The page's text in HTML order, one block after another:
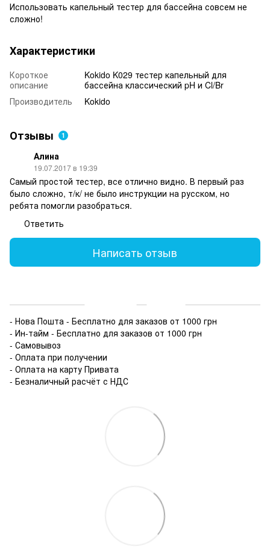
Использовать капельный тестер для бассейна совсем не
сложно!
Характеристики
Короткое
описание
Kokido K029 тестер капельный для
бассейна классический pH и Cl/Br
Производитель
Kokido
Отзывы 1
Алина
19.07.2017 в 19:39
Самый простой тестер, все отлично видно. В первый раз
было сложно, т/к/ не было инструкции на русском, но
ребята помогли разобраться.
Ответить
Написать отзыв
- Нова Пошта - Бесплатно для заказов от 1000 грн
- Ин-тайм - Бесплатно для заказов от 1000 грн
- Самовывоз
- Оплата при получении
- Оплата на карту Привата
- Безналичный расчёт с НДС